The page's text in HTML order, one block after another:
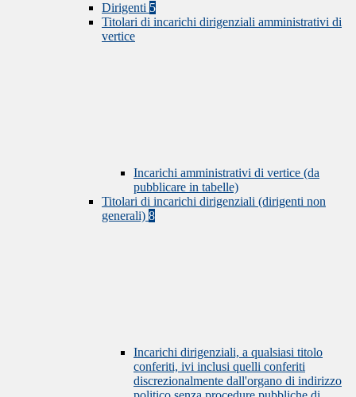
Dirigenti 5
Titolari di incarichi dirigenziali amministrativi di
vertice
Incarichi amministrativi di vertice (da
pubblicare in tabelle)
Titolari di incarichi dirigenziali (dirigenti non
generali) 8
Incarichi dirigenziali, a qualsiasi titolo
conferiti, ivi inclusi quelli conferiti
discrezionalmente dall'organo di indirizzo